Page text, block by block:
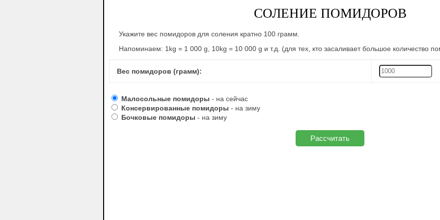
СОЛЕНИЕ ПОМИДОРОВ
Укажите вес помидоров для соления кратно 100 грамм.
Напоминаем: 1kg = 1 000 g, 10kg = 10 000 g и т.д. (для тех, кто засаливает большое количество
Вес помидоров (грамм):
Малосольные помидоры - на сейчас
Консервированные помидоры - на зиму
Бочковые помидоры - на зиму